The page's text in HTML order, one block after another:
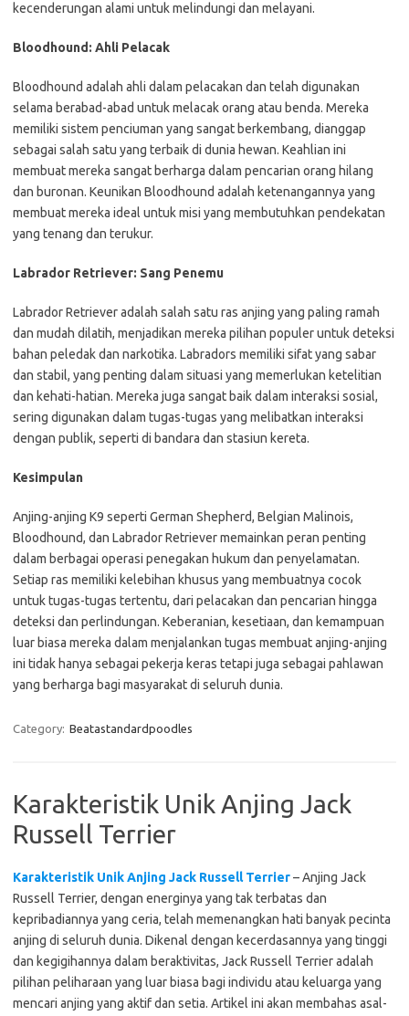
kecenderungan alami untuk melindungi dan melayani.
Bloodhound: Ahli Pelacak
Bloodhound adalah ahli dalam pelacakan dan telah digunakan
selama berabad-abad untuk melacak orang atau benda. Mereka
memiliki sistem penciuman yang sangat berkembang, dianggap
sebagai salah satu yang terbaik di dunia hewan. Keahlian ini
membuat mereka sangat berharga dalam pencarian orang hilang
dan buronan. Keunikan Bloodhound adalah ketenangannya yang
membuat mereka ideal untuk misi yang membutuhkan pendekatan
yang tenang dan terukur.
Labrador Retriever: Sang Penemu
Labrador Retriever adalah salah satu ras anjing yang paling ramah
dan mudah dilatih, menjadikan mereka pilihan populer untuk deteksi
bahan peledak dan narkotika. Labradors memiliki sifat yang sabar
dan stabil, yang penting dalam situasi yang memerlukan ketelitian
dan kehati-hatian. Mereka juga sangat baik dalam interaksi sosial,
sering digunakan dalam tugas-tugas yang melibatkan interaksi
dengan publik, seperti di bandara dan stasiun kereta.
Kesimpulan
Anjing-anjing K9 seperti German Shepherd, Belgian Malinois,
Bloodhound, dan Labrador Retriever memainkan peran penting
dalam berbagai operasi penegakan hukum dan penyelamatan.
Setiap ras memiliki kelebihan khusus yang membuatnya cocok
untuk tugas-tugas tertentu, dari pelacakan dan pencarian hingga
deteksi dan perlindungan. Keberanian, kesetiaan, dan kemampuan
luar biasa mereka dalam menjalankan tugas membuat anjing-anjing
ini tidak hanya sebagai pekerja keras tetapi juga sebagai pahlawan
yang berharga bagi masyarakat di seluruh dunia.
Category: Beatastandardpoodles
Karakteristik Unik Anjing Jack
Russell Terrier
Karakteristik Unik Anjing Jack Russell Terrier– Anjing Jack
Russell Terrier, dengan energinya yang tak terbatas dan
kepribadiannya yang ceria, telah memenangkan hati banyak pecinta
anjing di seluruh dunia. Dikenal dengan kecerdasannya yang tinggi
dan kegigihannya dalam beraktivitas, Jack Russell Terrier adalah
pilihan peliharaan yang luar biasa bagi individu atau keluarga yang
mencari anjing yang aktif dan setia. Artikel ini akan membahas asal-